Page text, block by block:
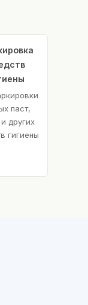
паст,
других
гигиены